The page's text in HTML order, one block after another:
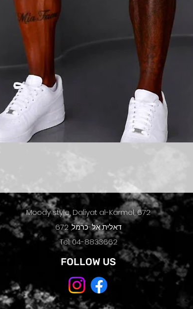
Moody style, Daliyat al-Karmel, 672
דאלית אל-כרמל, 672
Tel: 04-8833662
FOLLOW US